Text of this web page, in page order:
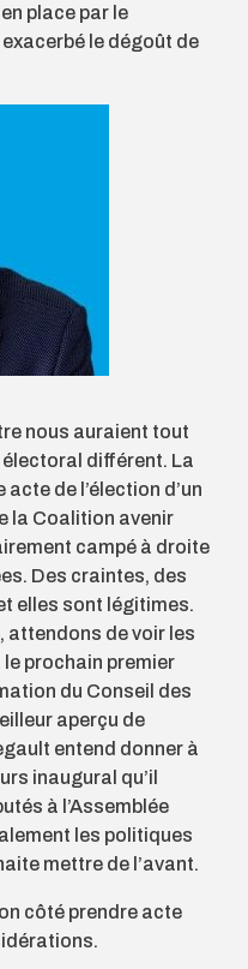
place par le
le dégoût de
nous auraient tout
différent. La
de l’élection d’un
la Coalition avenir
campé à droite
Des craintes, des
elles sont légitimes.
attendons de voir les
le prochain premier
du Conseil des
aperçu de
entend donner à
inaugural qu’il
à l’Assemblée
les politiques
mettre de l’avant.
côté prendre acte